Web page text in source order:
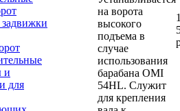
и
для
на ворота
высокого
подъема в
случае
использования
барабана OMI
54HL. Служит
для крепления